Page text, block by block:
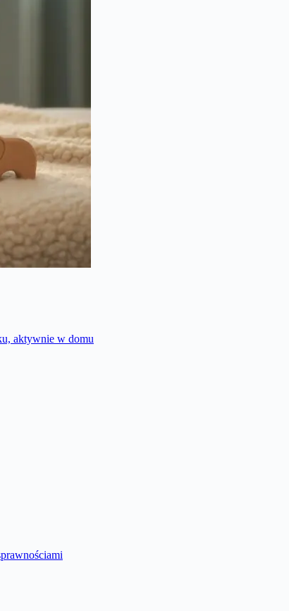
aktywnie w domu